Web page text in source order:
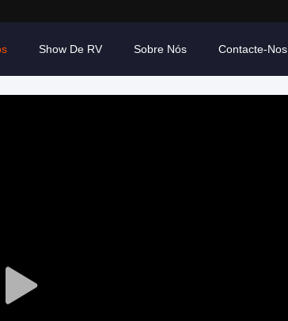
Show De RV Sobre Nós Contacte-Nos
Play